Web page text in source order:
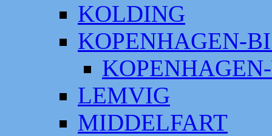
KOLDING
KOPENHAGEN-
LEMVIG
MIDDELFART